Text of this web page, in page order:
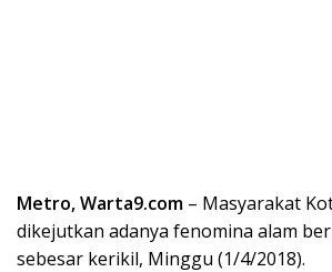
Metro, Warta9.com – Masyarakat
dikejutkan adanya fenomina alam
sebesar kerikil, Minggu (1/4/2018).